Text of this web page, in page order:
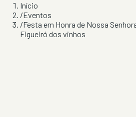
Início
/Eventos
/Festa em Honra de Nossa
Figueiró dos vinhos